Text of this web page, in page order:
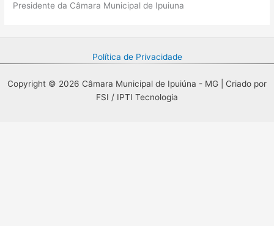
Presidente da Câmara Municipal de Ipuiuna
Política de Privacidade
Copyright © 2026 Câmara Municipal de Ipuiúna - MG | Criado por
FSI / IPTI Tecnologia